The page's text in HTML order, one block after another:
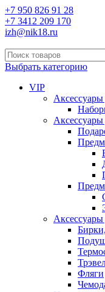
+7 950 826 91 28
+7 3412 209 170
izh@nik18.ru
Выбрать категорию
VIP
Аксессуары
Фляги